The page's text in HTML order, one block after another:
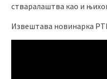
стваралаштва као и
Извештава новинарка